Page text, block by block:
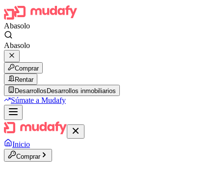
Abasolo
Abasolo
Comprar
Rentar
Desarrollos Desarrollos inmobiliarios
Súmate a Mudafy
Inicio
Comprar